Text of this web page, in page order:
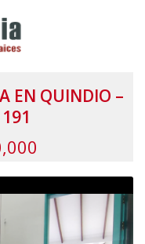
EN QUINDIO –